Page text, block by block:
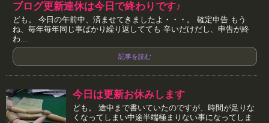
ブログ更新連休は今日で終わりです♪
ども。 今日の午前中、済ませてきましたよ・・・。 確定申告 もう
ね、毎年毎年同じ事ばかり繰り返してても 辛いだけだし、申告が終
わ...
記事を読む
今日は更新お休みします
ども。 途中まで書いていたのですが、時間が足りな
くなってしまい中途半端極まりない事になってしま